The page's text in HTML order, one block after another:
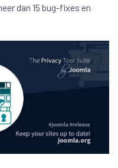
dan 15 bug-fixes en